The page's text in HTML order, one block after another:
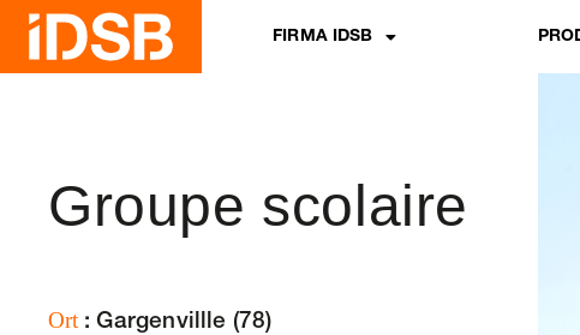
FIRMA IDSB
Groupe scolaire
Ort : Gargenvillle (78)